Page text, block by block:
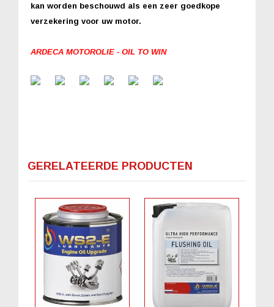
kan worden beschouwd als een zeer goedkope
verzekering voor uw motor.
ARDECA MOTOROLIE - OIL TO WIN
GERELATEERDE PRODUCTEN